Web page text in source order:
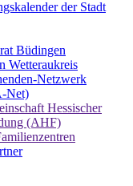
der Stadt
Büdingen
Wetteraukreis
Netzwerk
Net)
Hessischer
(AHF)